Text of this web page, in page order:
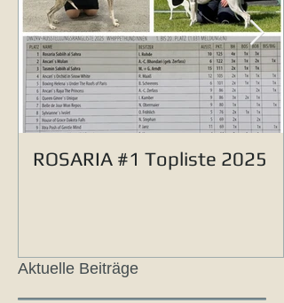
ROSARIA #1 Topliste 2025
Aktuelle Beiträge